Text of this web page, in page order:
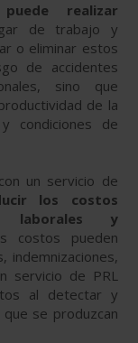
realizar
de trabajo y
o eliminar estos
de accidentes
sino que
de la
condiciones de
un servicio de
los costos
laborales y
costos pueden
indemnizaciones,
servicio de PRL
al detectar y
se produzcan